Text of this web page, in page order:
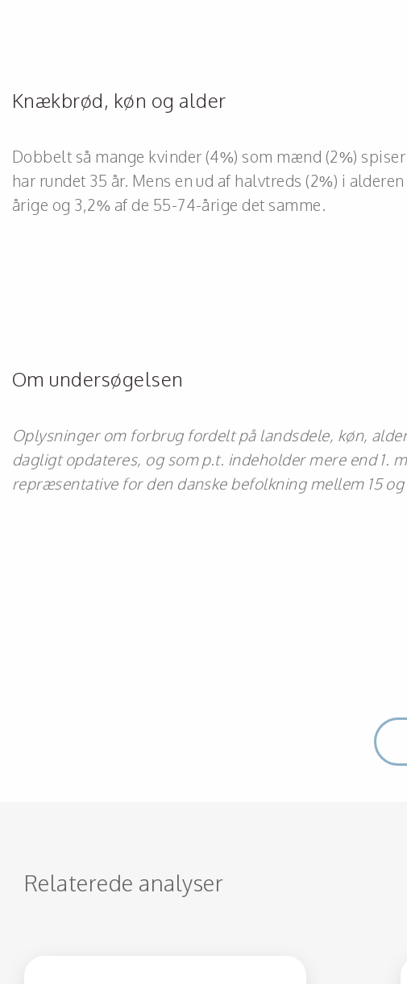
Knækbrød, køn og alder
Dobbelt så mange kvinder (4%) som mænd (2%)
har rundet 35 år. Mens en ud af halvtreds (2%) i
årige og 3,2% af de 55-74-årige det samme.
Om undersøgelsen
Oplysninger om forbrug fordelt på landsdele, køn,
dagligt opdateres, og som p.t. indeholder mere end 1.
repræsentative for den danske befolkning mellem 15 og
Relaterede analyser